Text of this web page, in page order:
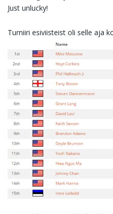
Just unlucky!
Turniiri esiviisteist oli selle aja